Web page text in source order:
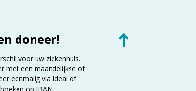
doneer!
voor uw ziekenhuis.
met een maandelijkse of
eenmalig via Ideal of
op IBAN